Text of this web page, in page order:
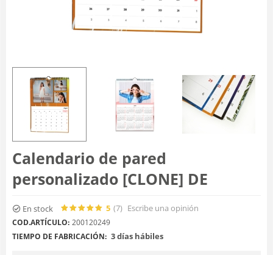
Calendario de pared
personalizado [CLONE] DE
En stock 5 (7) Escribe una opinión
COD.ARTÍCULO: 200120249
TIEMPO DE FABRICACIÓN: 3 días hábiles